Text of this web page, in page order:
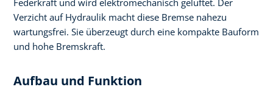
Federkraft und wird elektromechanisch gelüftet. Der
Verzicht auf Hydraulik macht diese Bremse nahezu
wartungsfrei. Sie überzeugt durch eine kompakte Bauform
und hohe Bremskraft.
Aufbau und Funktion